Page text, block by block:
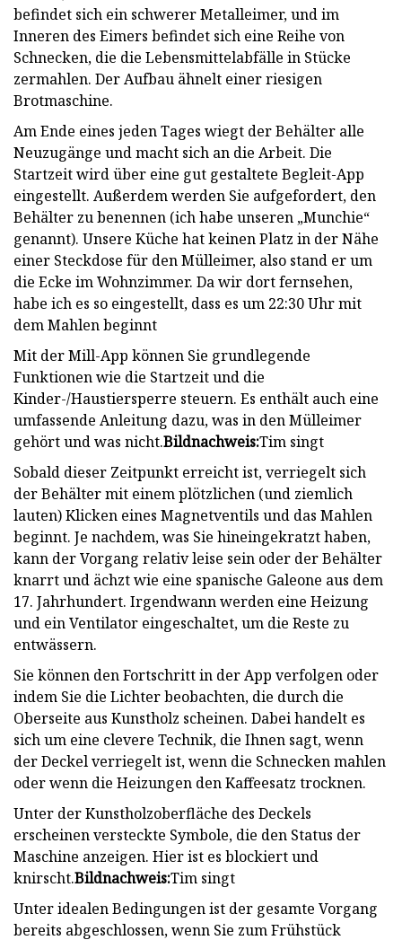
befindet sich ein schwerer Metalleimer, und im
Inneren des Eimers befindet sich eine Reihe von
Schnecken, die die Lebensmittelabfälle in Stücke
zermahlen. Der Aufbau ähnelt einer riesigen
Brotmaschine.
Am Ende eines jeden Tages wiegt der Behälter alle
Neuzugänge und macht sich an die Arbeit. Die
Startzeit wird über eine gut gestaltete Begleit-App
eingestellt. Außerdem werden Sie aufgefordert, den
Behälter zu benennen (ich habe unseren „Munchie“
genannt). Unsere Küche hat keinen Platz in der Nähe
einer Steckdose für den Mülleimer, also stand er um
die Ecke im Wohnzimmer. Da wir dort fernsehen,
habe ich es so eingestellt, dass es um 22:30 Uhr mit
dem Mahlen beginnt
Mit der Mill-App können Sie grundlegende
Funktionen wie die Startzeit und die
Kinder-/Haustiersperre steuern. Es enthält auch eine
umfassende Anleitung dazu, was in den Mülleimer
gehört und was nicht.Bildnachweis:Tim singt
Sobald dieser Zeitpunkt erreicht ist, verriegelt sich
der Behälter mit einem plötzlichen (und ziemlich
lauten) Klicken eines Magnetventils und das Mahlen
beginnt. Je nachdem, was Sie hineingekratzt haben,
kann der Vorgang relativ leise sein oder der Behälter
knarrt und ächzt wie eine spanische Galeone aus dem
17. Jahrhundert. Irgendwann werden eine Heizung
und ein Ventilator eingeschaltet, um die Reste zu
entwässern.
Sie können den Fortschritt in der App verfolgen oder
indem Sie die Lichter beobachten, die durch die
Oberseite aus Kunstholz scheinen. Dabei handelt es
sich um eine clevere Technik, die Ihnen sagt, wenn
der Deckel verriegelt ist, wenn die Schnecken mahlen
oder wenn die Heizungen den Kaffeesatz trocknen.
Unter der Kunstholzoberfläche des Deckels
erscheinen versteckte Symbole, die den Status der
Maschine anzeigen. Hier ist es blockiert und
knirscht.Bildnachweis:Tim singt
Unter idealen Bedingungen ist der gesamte Vorgang
bereits abgeschlossen, wenn Sie zum Frühstück